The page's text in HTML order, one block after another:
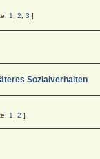
1 ,2 ,3 ]
Sozialverhalten
1 ,2 ]